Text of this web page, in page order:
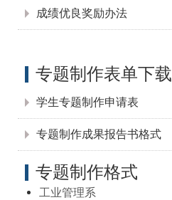
成绩优良奖励办法
专题制作表单下载
学生专题制作申请表
专题制作成果报告书格式
专题制作格式
工业管理系